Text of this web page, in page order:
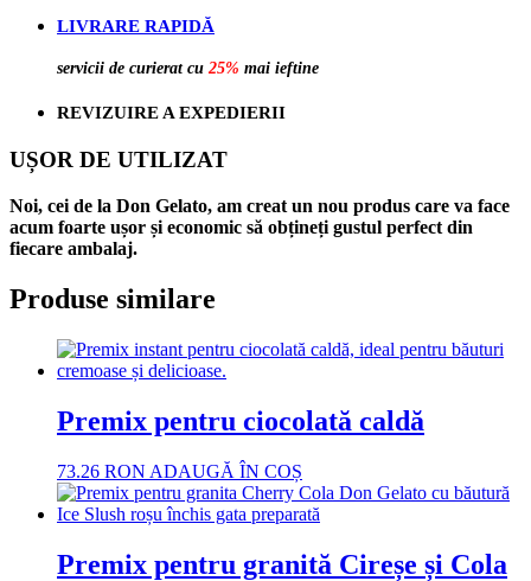
LIVRARE RAPIDĂ
servicii de curierat cu 25% mai ieftine
REVIZUIRE A EXPEDIERII
UȘOR DE UTILIZAT
Noi, cei de la Don Gelato, am creat un nou produs care va face
acum foarte ușor și economic să obțineți gustul perfect din
fiecare ambalaj.
Produse similare
Premix pentru ciocolată caldă
73.26 RON ADAUGĂ ÎN COȘ
Premix pentru granită Cireșe și Cola